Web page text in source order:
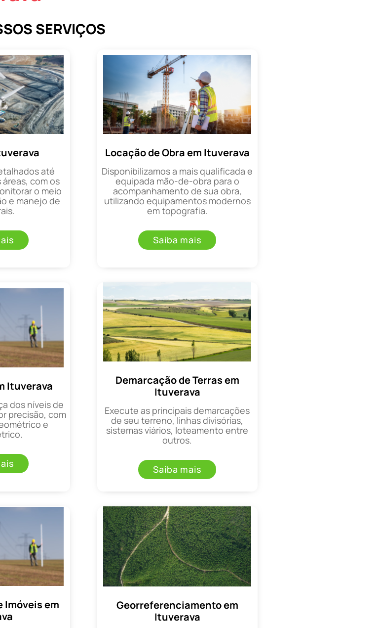
SERVIÇOS
até
com os
o meio
e manejo de
Locação de Obra em Ituverava
Disponibilizamos a mais qualificada e
equipada mão-de-obra para o
acompanhamento de sua obra,
utilizando equipamentos modernos
em topografia.
Saiba mais
Ituverava
dos níveis de
precisão, com
e
Demarcação de Terras em
Ituverava
Execute as principais demarcações
de seu terreno, linhas divisórias,
sistemas viários, loteamento entre
outros.
Saiba mais
Imóveis em
Georreferenciamento em
Ituverava